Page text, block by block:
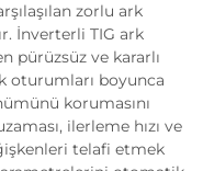
zorlu ark
İnverterli TIG ark
pürüzsüz ve kararlı
oturumları boyunca
korumasını
ilerleme hızı ve
telafi etmek